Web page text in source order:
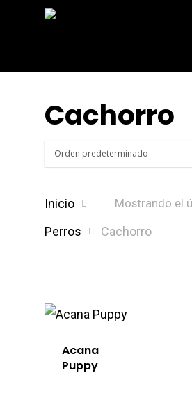
Cachorro
Mostrando el
Inicio
Perros
Cachorro
Acana
Puppy